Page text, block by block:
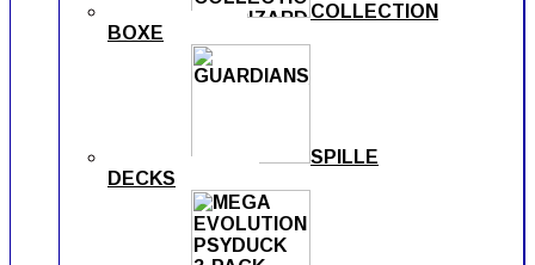
COLLECTION
BOXE
SPILLE
DECKS